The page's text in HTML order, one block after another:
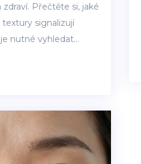
Přečtěte si, jaké
signalizují
nutné vyhledat